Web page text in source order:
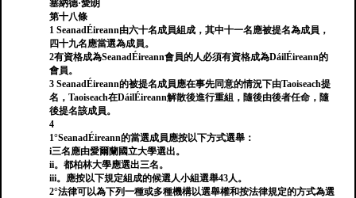
塞納德·愛朗
第十八條
1 SeanadÉireann由六十名成員組成，其中十一名應被提名為成員，
四十九名應當選為成員。
2有資格成為SeanadÉireann會員的人必須有資格成為DáilÉireann的
會員。
3 SeanadÉireann的被提名成員應在事先同意的情況下由Taoiseach提
名，Taoiseach在DáilÉireann解散後進行重組，隨後由後者任命，隨
後提名該成員。
4
1°SeanadÉireann的當選成員應按以下方式選舉：
i三名應由愛爾蘭國立大學選出。
ii。都柏林大學應選出三名。
iii。應按以下規定組成的候選人小組選舉43人。
2°法律可以為下列一種或多種機構以選舉權和按法律規定的方式為選